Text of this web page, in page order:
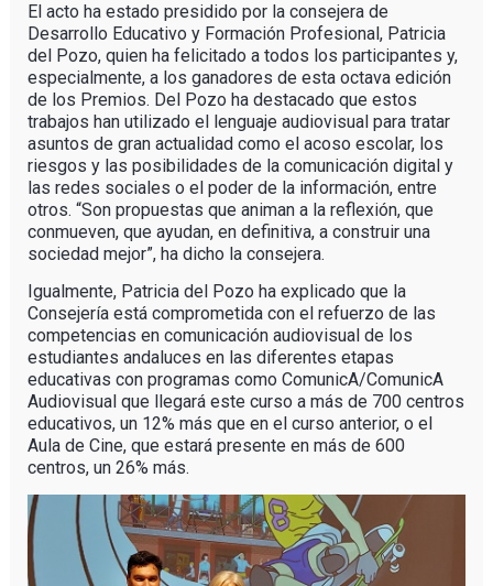
El acto ha estado presidido por la consejera de
Desarrollo Educativo y Formación Profesional, Patricia
del Pozo, quien ha felicitado a todos los participantes y,
especialmente, a los ganadores de esta octava edición
de los Premios. Del Pozo ha destacado que estos
trabajos han utilizado el lenguaje audiovisual para tratar
asuntos de gran actualidad como el acoso escolar, los
riesgos y las posibilidades de la comunicación digital y
las redes sociales o el poder de la información, entre
otros. “Son propuestas que animan a la reflexión, que
conmueven, que ayudan, en definitiva, a construir una
sociedad mejor”, ha dicho la consejera.
Igualmente, Patricia del Pozo ha explicado que la
Consejería está comprometida con el refuerzo de las
competencias en comunicación audiovisual de los
estudiantes andaluces en las diferentes etapas
educativas con programas como ComunicA/ComunicA
Audiovisual que llegará este curso a más de 700 centros
educativos, un 12% más que en el curso anterior, o el
Aula de Cine, que estará presente en más de 600
centros, un 26% más.